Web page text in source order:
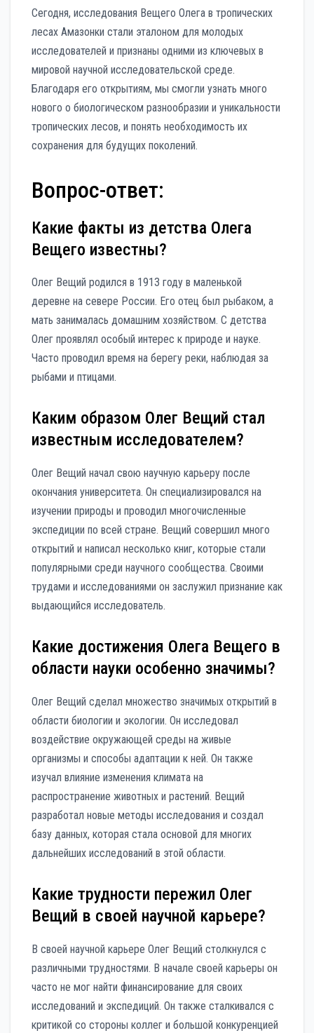
Сегодня, исследования Вещего Олега в тропических
лесах Амазонки стали эталоном для молодых
исследователей и признаны одними из ключевых в
мировой научной исследовательской среде.
Благодаря его открытиям, мы смогли узнать много
нового о биологическом разнообразии и уникальности
тропических лесов, и понять необходимость их
сохранения для будущих поколений.
Вопрос-ответ:
Какие факты из детства Олега
Вещего известны?
Олег Вещий родился в 1913 году в маленькой
деревне на севере России. Его отец был рыбаком, а
мать занималась домашним хозяйством. С детства
Олег проявлял особый интерес к природе и науке.
Часто проводил время на берегу реки, наблюдая за
рыбами и птицами.
Каким образом Олег Вещий стал
известным исследователем?
Олег Вещий начал свою научную карьеру после
окончания университета. Он специализировался на
изучении природы и проводил многочисленные
экспедиции по всей стране. Вещий совершил много
открытий и написал несколько книг, которые стали
популярными среди научного сообщества. Своими
трудами и исследованиями он заслужил признание как
выдающийся исследователь.
Какие достижения Олега Вещего в
области науки особенно значимы?
Олег Вещий сделал множество значимых открытий в
области биологии и экологии. Он исследовал
воздействие окружающей среды на живые
организмы и способы адаптации к ней. Он также
изучал влияние изменения климата на
распространение животных и растений. Вещий
разработал новые методы исследования и создал
базу данных, которая стала основой для многих
дальнейших исследований в этой области.
Какие трудности пережил Олег
Вещий в своей научной карьере?
В своей научной карьере Олег Вещий столкнулся с
различными трудностями. В начале своей карьеры он
часто не мог найти финансирование для своих
исследований и экспедиций. Он также сталкивался с
критикой со стороны коллег и большой конкуренцией